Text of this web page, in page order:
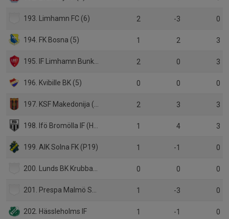
193. Limhamn FC (6) 2 -3 0
194. FK Bosna (5) 1 2 3
195. IF Limhamn Bunkeflo (P19 Div.1) 2 0 3
196. Kvibille BK (5) 0 0 0
197. KSF Makedonija (6) 2 3 3
198. Ifö Bromölla IF (HJ Div.1) 1 4 3
199. AIK Solna FK (P19) 1 -1 0
200. Lunds BK Krubban (6) 0 0 0
201. Prespa Malmö SK (6) 1 -3 0
202. Hässleholms IF 1 -1 0